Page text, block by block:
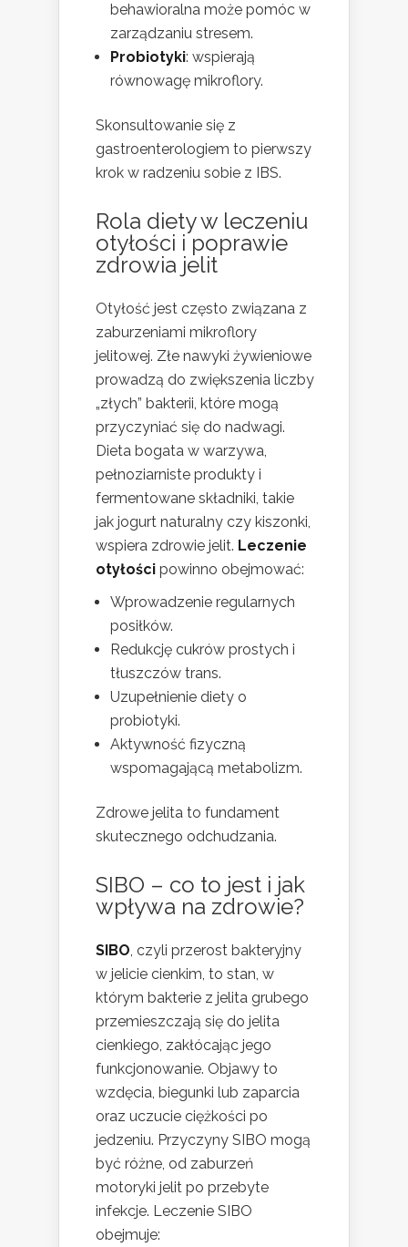
behawioralna może pomóc w
zarządzaniu stresem.
Probiotyki: wspierają
równowagę mikroflory.
Skonsultowanie się z
gastroenterologiem to pierwszy
krok w radzeniu sobie z IBS.
Rola diety w leczeniu
otyłości i poprawie
zdrowia jelit
Otyłość jest często związana z
zaburzeniami mikroflory
jelitowej. Złe nawyki żywieniowe
prowadzą do zwiększenia liczby
„złych” bakterii, które mogą
przyczyniać się do nadwagi.
Dieta bogata w warzywa,
pełnoziarniste produkty i
fermentowane składniki, takie
jak jogurt naturalny czy kiszonki,
wspiera zdrowie jelit. Leczenie
otyłości powinno obejmować:
Wprowadzenie regularnych
posiłków.
Redukcję cukrów prostych i
tłuszczów trans.
Uzupełnienie diety o
probiotyki.
Aktywność fizyczną
wspomagającą metabolizm.
Zdrowe jelita to fundament
skutecznego odchudzania.
SIBO – co to jest i jak
wpływa na zdrowie?
SIBO, czyli przerost bakteryjny
w jelicie cienkim, to stan, w
którym bakterie z jelita grubego
przemieszczają się do jelita
cienkiego, zakłócając jego
funkcjonowanie. Objawy to
wzdęcia, biegunki lub zaparcia
oraz uczucie ciężkości po
jedzeniu. Przyczyny SIBO mogą
być różne, od zaburzeń
motoryki jelit po przebyte
infekcje. Leczenie SIBO
obejmuje: